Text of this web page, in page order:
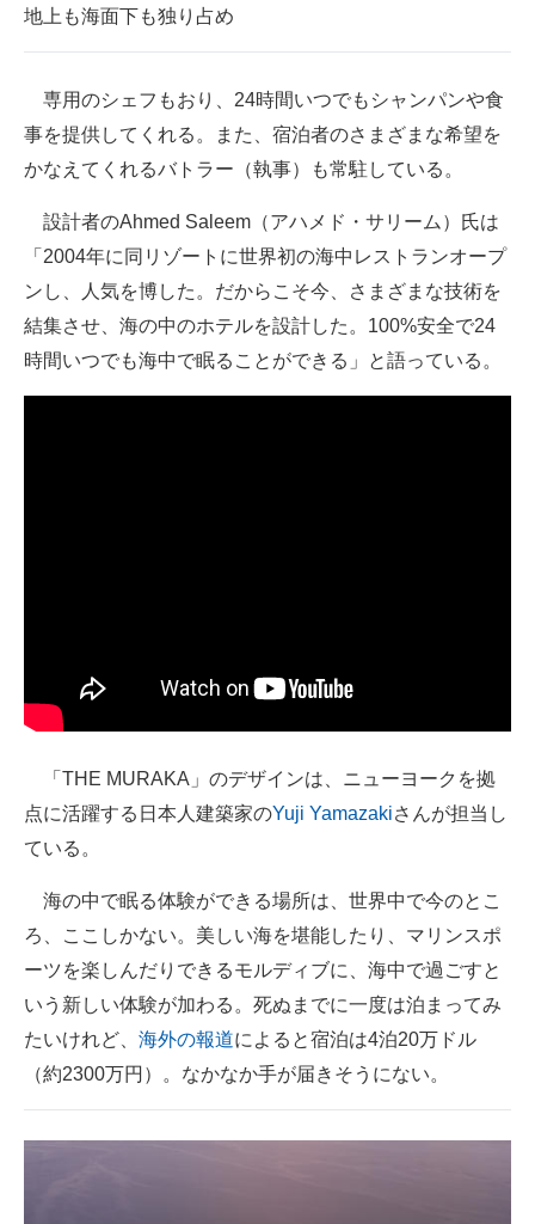
地上も海面下も独り占め
専用のシェフもおり、24時間いつでもシャンパンや食
事を提供してくれる。また、宿泊者のさまざまな希望を
かなえてくれるバトラー（執事）も常駐している。
設計者のAhmed Saleem（アハメド・サリーム）氏は
「2004年に同リゾートに世界初の海中レストランオープ
ンし、人気を博した。だからこそ今、さまざまな技術を
結集させ、海の中のホテルを設計した。100%安全で24
時間いつでも海中で眠ることができる」と語っている。
「THE MURAKA」のデザインは、ニューヨークを拠
点に活躍する日本人建築家のYuji Yamazakiさんが担当し
ている。
海の中で眠る体験ができる場所は、世界中で今のとこ
ろ、ここしかない。美しい海を堪能したり、マリンスポ
ーツを楽しんだりできるモルディブに、海中で過ごすと
いう新しい体験が加わる。死ぬまでに一度は泊まってみ
たいけれど、 海外の報道によると宿泊は4泊20万ドル
（約2300万円）。なかなか手が届きそうにない。